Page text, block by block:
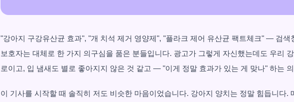
"강아지 구강유산균 효과", "개 치석 제거 영양제", "플라크 제어 유산균 팩트체크" — 검색
보호자는 대체로 한 가지 의구심을 품은 분들입니다. 광고가 그렇게 자신했는데도 우리
로이고, 입 냄새도 별로 좋아지지 않은 것 같고 — "이게 정말 효과가 있는 게 맞나" 하는
이 기사를 시작할 때 솔직히 저도 비슷한 마음이었습니다. 강아지 양치는 정말 힘듭니다.